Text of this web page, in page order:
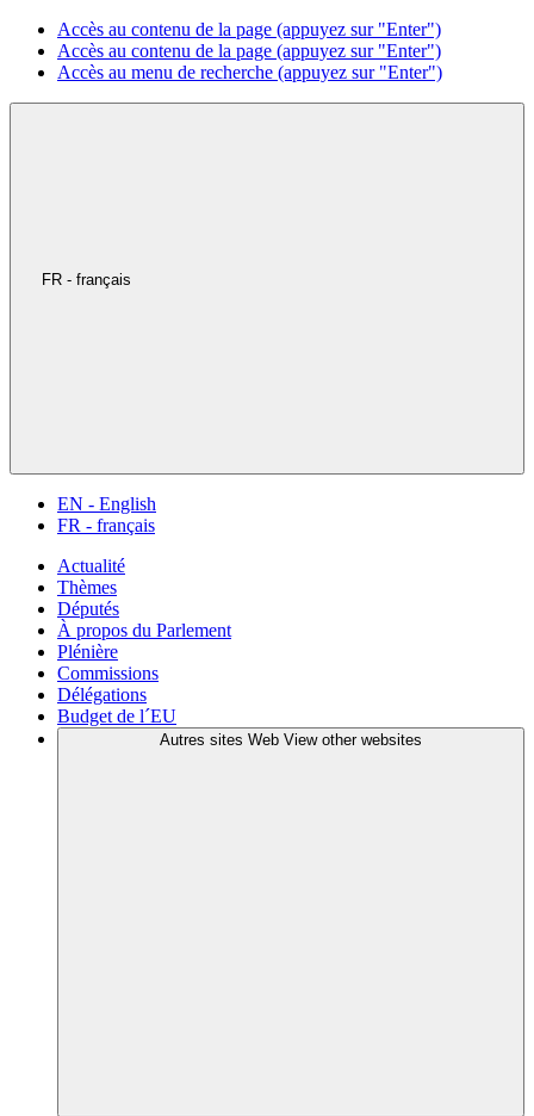
Accès au contenu de la page (appuyez sur "Enter")
Accès au contenu de la page (appuyez sur "Enter")
Accès au menu de recherche (appuyez sur "Enter")
FR - français
EN - English
FR - français
Actualité
Thèmes
Députés
À propos du Parlement
Plénière
Commissions
Délégations
Budget de l´EU
Autres sites Web View other websites